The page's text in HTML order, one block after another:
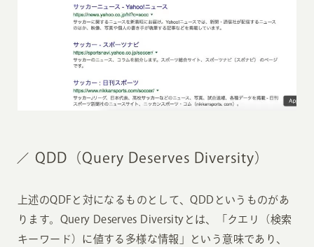
QDD（Query Deserves Diversity）
上述のQDFと対になるものとして、QDDというものがあ
ります。Query Deserves Diversityとは、「クエリ（検索
キーワード）に値する多様な情報」という意味であり、